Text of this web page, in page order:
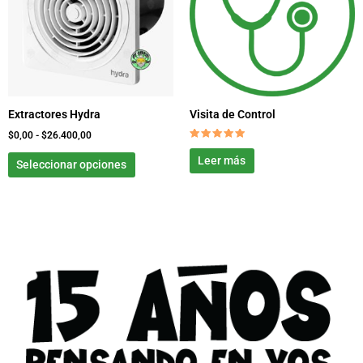
Extractores Hydra
$0,00 - $26.400,00
$26.400,00
Seleccionar opciones
variantes.
Las
opciones
se
pueden
página
Visita de Control
Valorado
con
5.00
de 5
Leer más